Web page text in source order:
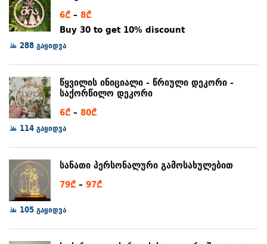
6₾ – 8₾Price
range:
Buy 30 to get 10% discount
288 გაყიდვა
წყვილის ინიციალი - წრიული დეკორი -
საქორწილო დეკორი
6₾ – 80₾Price
through
80₾
114 გაყიდვა
სანათი პერსონალური გამოსახულებით
79₾ – 97₾Price
through
105 გაყიდვა